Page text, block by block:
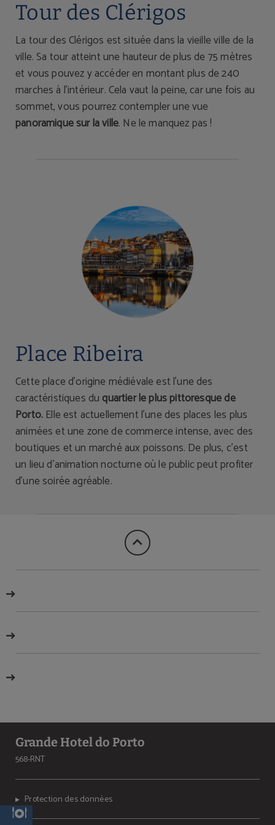
Tour des Clérigos
La tour des Clérigos est située dans la vieille ville de la
ville. Sa tour atteint une hauteur de plus de 75 mètres
et vous pouvez y accéder en montant plus de 240
marches à l'intérieur. Cela vaut la peine, car une fois au
sommet, vous pourrez contempler une vue
panoramique sur la ville. Ne le manquez pas !
Place Ribeira
Cette place d'origine médiévale est l'une des
caractéristiques du quartier le plus pittoresque de
Porto.Elle est actuellement l'une des places les plus
animées et une zone de commerce intense, avec des
boutiques et un marché aux poissons. De plus, c'est
un lieu d'animation nocturne où le public peut profiter
d'une soirée agréable.
Grande Hotel do Porto
568-RNT
Protection des données